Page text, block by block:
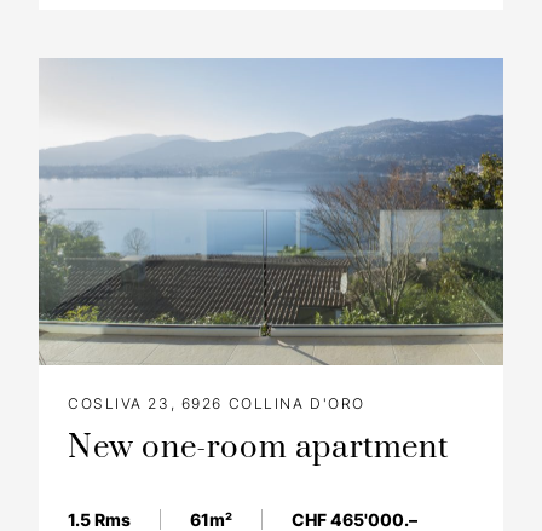
COSLIVA 23, 6926 COLLINA D'ORO
New one-room apartment
1.5 Rms 61m² CHF 465'000.–